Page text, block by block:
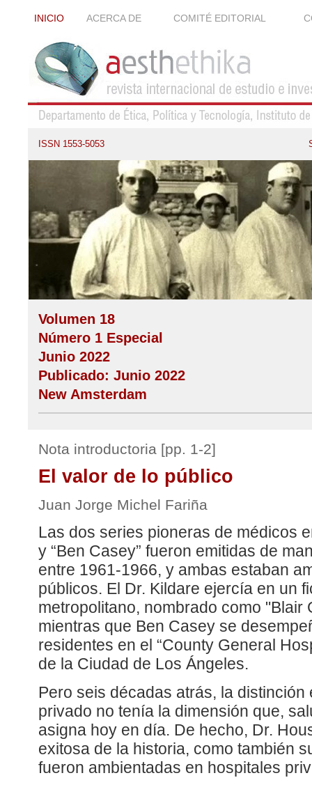
INICIO ACERCA DE COMITÉ EDITORIAL
ISSN 1553-5053
Volumen 18
Número 1 Especial
Junio 2022
Publicado: Junio 2022
New Amsterdam
Nota introductoria [pp. 1-2]
El valor de lo público
Juan Jorge Michel Fariña
Las dos series pioneras de médicos
y “Ben Casey” fueron emitidas de
entre 1961-1966, y ambas estaban
públicos. El Dr. Kildare ejercía en un
metropolitano, nombrado como "Blair
mientras que Ben Casey se
residentes en el “County General
de la Ciudad de Los Ángeles.
Pero seis décadas atrás, la distinción
privado no tenía la dimensión que,
asigna hoy en día. De hecho, Dr.
exitosa de la historia, como también
fueron ambientadas en hospitales